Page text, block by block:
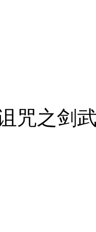
咒之剑